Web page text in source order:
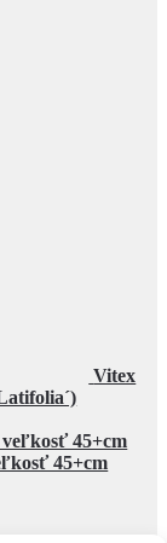
Vitex
45+cm